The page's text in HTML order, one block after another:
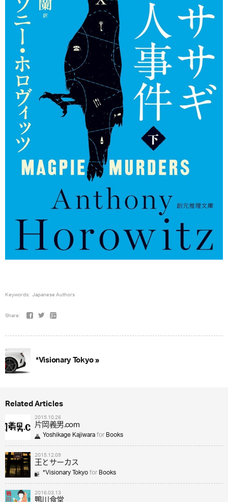
Keywords: Japanese Authors
Share:
*Visionary Tokyo »
Related Articles
2015.10.26
片岡義男.com
Yoshikage KajiwaraforBooks
2015.12.09
王とサーカス
*Visionary TokyoforBooks
2016.03.13